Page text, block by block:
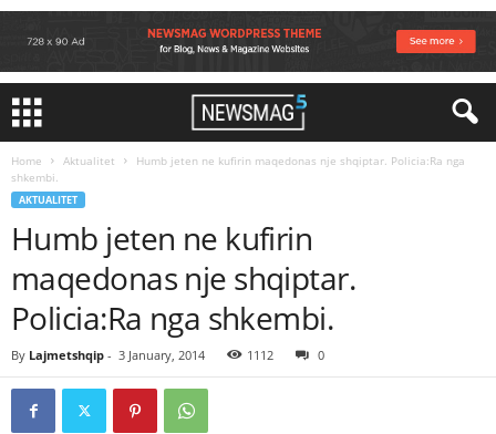
Home Aktualitet
Humb jeten ne kufirin maqedonas nje shqiptar. Policia:Ra nga
shkembi.
AKTUALITET
Humb jeten ne kufirin
maqedonas nje shqiptar.
Policia:Ra nga shkembi.
By Lajmetshqip - 3 January, 2014 1112 0